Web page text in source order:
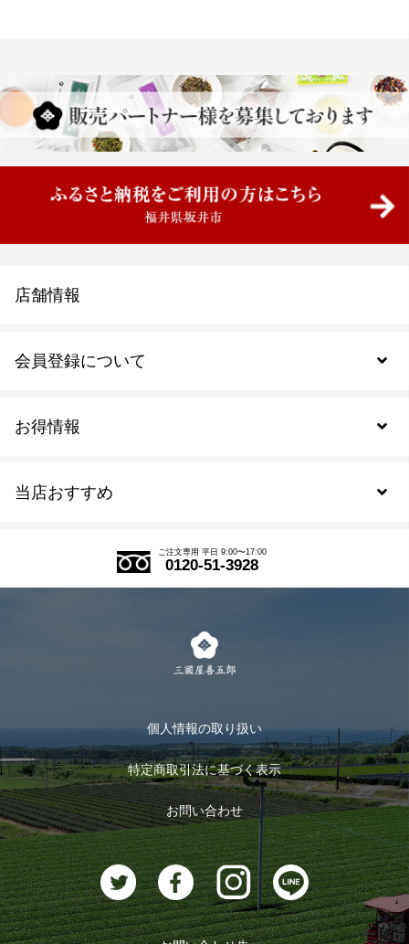
当店おすすめ
式部の香りシリーズ
お茶のギフト
おすすめのお茶
お茶に合うスイーツ
お得情報
会員登録について
会員規約について
ログイン
ログアウト
店舗情報
ご注文専用 平日 9:00〜17:00
0120-51-3928
個人情報の取り扱い
特定商取引法に基づく表示
お問い合わせ